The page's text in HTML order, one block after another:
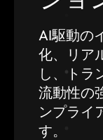
AI駆動の
化、
リア
し、トラ
流動性の
ンプライ
す。